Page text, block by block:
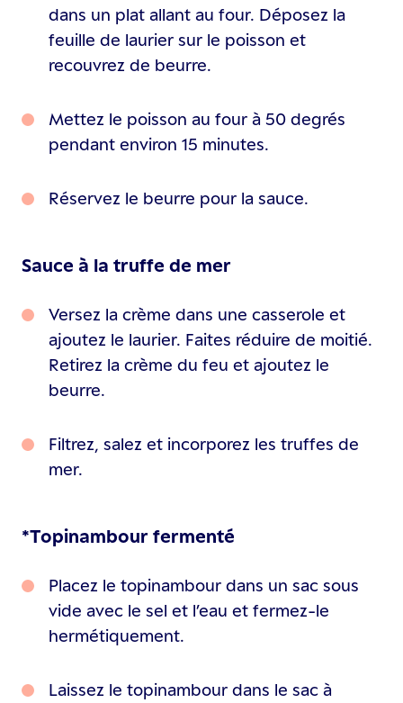
dans un plat allant au four. Déposez la
feuille de laurier sur le poisson et
recouvrez de beurre.
Mettez le poisson au four à 50 degrés
pendant environ 15 minutes.
Réservez le beurre pour la sauce.
Sauce à la truffe de mer
Versez la crème dans une casserole et
ajoutez le laurier. Faites réduire de moitié.
Retirez la crème du feu et ajoutez le
beurre.
Filtrez, salez et incorporez les truffes de
mer.
*Topinambour fermenté
Placez le topinambour dans un sac sous
vide avec le sel et l’eau et fermez-le
hermétiquement.
Laissez le topinambour dans le sac à